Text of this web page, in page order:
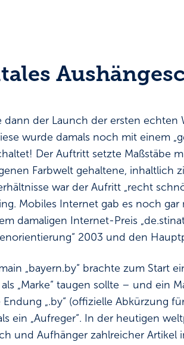
dann der Launch der ersten echten
wurde damals noch mit einem
Der Auftritt setzte Maßstäbe
Farbwelt gehaltene,
war der Aufritt „recht
Mobiles Internet gab es noch
damaligen Internet-Preis
2003 und den
„bayern.by“ brachte zum Start
„Marke“ taugen sollte – und ein
„.by“ (offizielle Abkürzung
ein „Aufreger“. In der heutigen
und Aufhänger zahlreicher Artikel